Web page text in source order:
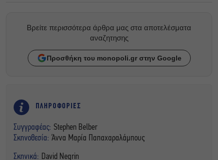
Βρείτε περισσότερα άρθρα μας στα αποτελέσματα
αναζητησης
Προσθήκη του monopoli.gr στην Google
ΠΛΗΡΟΦΟΡΙΕΣ
Συγγραφέας: Stephen Belber
Σκηνοθεσία: Άννα Μαρία Παπαχαραλάμπους
Σκηνικά: David Negrin